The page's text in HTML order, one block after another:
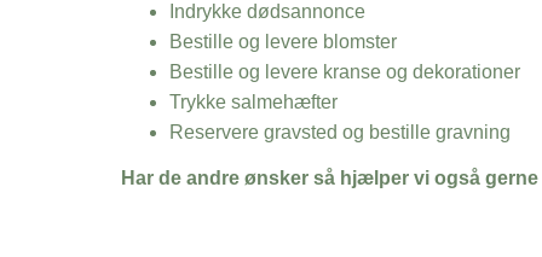
Indrykke dødsannonce
Bestille og levere blomster
Bestille og levere kranse og dekorationer
Trykke salmehæfter
Reservere gravsted og bestille gravning
Har de andre ønsker så hjælper vi også gerne